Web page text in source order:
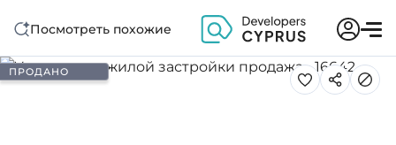
Посмотреть похожие
ПРОДАНО